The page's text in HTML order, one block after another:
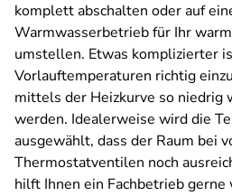
komplett abschalten oder auf
Warmwasserbetrieb für Ihr
umstellen. Etwas komplizierter
Vorlauftemperaturen richtig
mittels der Heizkurve so
werden. Idealerweise wird die
ausgewählt, dass der Raum bei
Thermostatventilen noch
hilft Ihnen ein Fachbetrieb